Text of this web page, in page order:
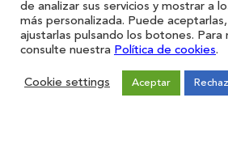
de analizar sus servicios y mostrar a
más personalizada. Puede
ajustarlas pulsando los botones. Para
consulte nuestra Política de cookies.
Cookie settings Aceptar